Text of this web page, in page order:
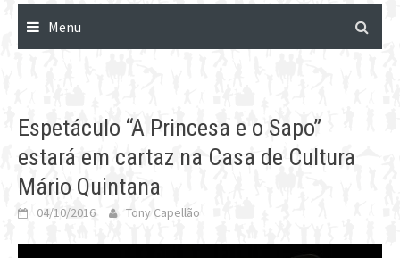
Menu
Espetáculo “A Princesa e o Sapo”
estará em cartaz na Casa de Cultura
Mário Quintana
04/10/2016 Tony Capellão